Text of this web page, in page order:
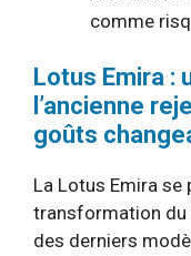
comme
Lotus Emira :
l’ancienne
goûts
La Lotus Emira se
transformation du
des derniers